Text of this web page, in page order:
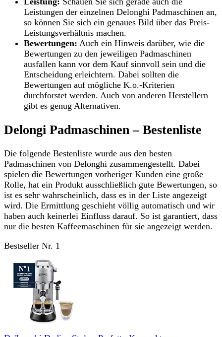
Leistungen der einzelnen Delonghi Padmaschinen an,
so können Sie sich ein genaues Bild über das Preis-
Leistungsverhältnis machen.
Bewertungen: Auch ein Hinweis darüber, wie die
Bewertungen zu den jeweiligen Padmaschinen
ausfallen kann vor dem Kauf sinnvoll sein und die
Entscheidung erleichtern. Dabei sollten die
Bewertungen auf mögliche K.o.-Kriterien
durchforstet werden. Auch von anderen Herstellern
gibt es genug Alternativen.
Delongi Padmaschinen – Bestenliste
Die folgende Bestenliste wurde aus den besten
Padmaschinen von Delonghi zusammengestellt. Dabei
spielen die Bewertungen vorheriger Kunden eine große
Rolle, hat ein Produkt ausschließlich gute Bewertungen, so
ist es sehr wahrscheinlich, dass es in der Liste angezeigt
wird. Die Ermittlung geschieht völlig automatisch und wir
haben auch keinerlei Einfluss darauf. So ist garantiert, dass
nur die besten Kaffeemaschinen für sie angezeigt werden.
Bestseller Nr. 1